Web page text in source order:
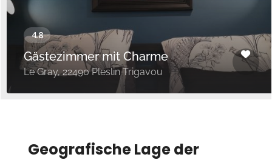
Gästezimmer mit Charme
Le Gray, 22490 Pleslin Trigavou
Geografische Lage der